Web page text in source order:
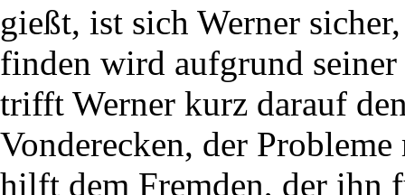
gießt, ist sich Werner
finden wird aufgrund
trifft Werner kurz darauf
Vonderecken, der
hilft dem Fremden, der ihn